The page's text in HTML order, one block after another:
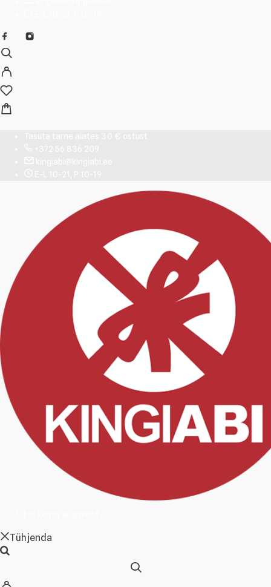
Tasuta tarne alates 30 € ostust
+372 56 836 209
kingiabi@kingiabi.ee
E-L 10-21, P 10-19
Tühjenda